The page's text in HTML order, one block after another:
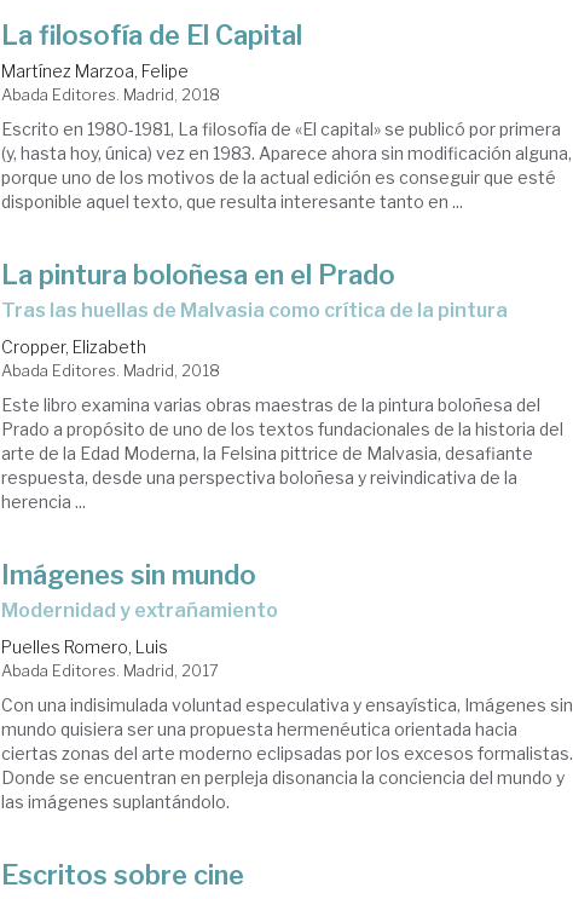
La filosofía de El Capital
Martínez Marzoa, Felipe
Abada Editores. Madrid, 2018
Escrito en 1980-1981, La filosofía de «El capital» se publicó por primera
(y, hasta hoy, única) vez en 1983. Aparece ahora sin modificación alguna,
porque uno de los motivos de la actual edición es conseguir que esté
disponible aquel texto, que resulta interesante tanto en ...
La pintura boloñesa en el Prado
tras las huellas de Malvasia como crítica de la pintura
Cropper, Elizabeth
Abada Editores. Madrid, 2018
Este libro examina varias obras maestras de la pintura boloñesa del
Prado a propósito de uno de los textos fundacionales de la historia del
arte de la Edad Moderna, la Felsina pittrice de Malvasia, desafiante
respuesta, desde una perspectiva boloñesa y reivindicativa de la
herencia ...
Imágenes sin mundo
modernidad y extrañamiento
Puelles Romero, Luis
Abada Editores. Madrid, 2017
Con una indisimulada voluntad especulativa y ensayística, Imágenes sin
mundo quisiera ser una propuesta hermenéutica orientada hacia
ciertas zonas del arte moderno eclipsadas por los excesos formalistas.
Donde se encuentran en perpleja disonancia la conciencia del mundo y
las imágenes suplantándolo.
Escritos sobre cine